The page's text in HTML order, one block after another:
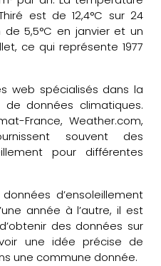
est de 12,4°C sur 24
5,5°C en janvier et un
ce qui représente 1977
web spécialisés dans la
données climatiques.
France, Weather.com,
souvent des
pour différentes
d’ensoleillement
année à l’autre, il est
des données sur
une idée précise de
une commune donnée.